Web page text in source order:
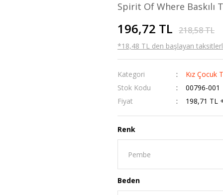
Spirit Of Where Baskılı
196,72 TL 218,58 TL
*18,48 TL den başlayan
Kategori
Kız Çocuk
Stok Kodu
00796-001
Fiyat
198,71 TL
Renk
Beden